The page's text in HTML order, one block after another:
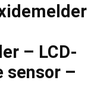
– LCD-
sensor –